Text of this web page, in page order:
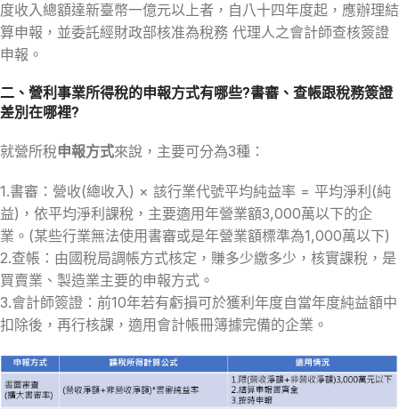
度收入總額達新臺幣一億元以上者，自八十四年度起，應辦理結
算申報，並委託經財政部核准為稅務 代理人之會計師查核簽證
申報。
二、營利事業所得稅的申報方式有哪些?書審、查帳跟稅務簽證
差別在哪裡?
就營所稅申報方式來說，主要可分為3種：
1.書審：營收(總收入) × 該行業代號平均純益率 = 平均淨利(純
益)，依平均淨利課稅，主要適用年營業額3,000萬以下的企
業。(某些行業無法使用書審或是年營業額標準為1,000萬以下)
2.查帳：由國稅局調帳方式核定，賺多少繳多少，核實課稅，是
買賣業、製造業主要的申報方式。
3.會計師簽證：前10年若有虧損可於獲利年度自當年度純益額中
扣除後，再行核課，適用會計帳冊簿據完備的企業。